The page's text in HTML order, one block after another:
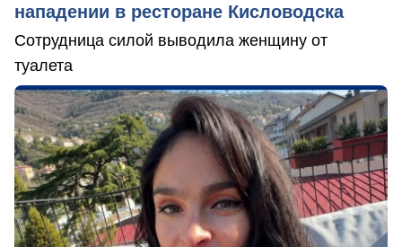
нападении в ресторане Кисловодска
Сотрудница силой выводила женщину от
туалета